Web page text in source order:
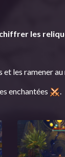
les
les ramener
enchantées
.